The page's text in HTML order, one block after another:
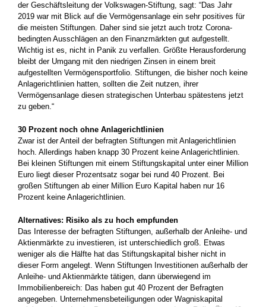
der Geschäftsleitung der Volkswagen-Stiftung, sagt: “Das Jahr
2019 war mit Blick auf die Vermögensanlage ein sehr positives für
die meisten Stiftungen. Daher sind sie jetzt auch trotz Corona-
bedingten Ausschlägen an den Finanzmärkten gut aufgestellt.
Wichtig ist es, nicht in Panik zu verfallen. Größte Herausforderung
bleibt der Umgang mit den niedrigen Zinsen in einem breit
aufgestellten Vermögensportfolio. Stiftungen, die bisher noch keine
Anlagerichtlinien hatten, sollten die Zeit nutzen, ihrer
Vermögensanlage diesen strategischen Unterbau spätestens jetzt
zu geben.“
30 Prozent noch ohne Anlagerichtlinien
Zwar ist der Anteil der befragten Stiftungen mit Anlagerichtlinien
hoch. Allerdings haben knapp 30 Prozent keine Anlagerichtlinien.
Bei kleinen Stiftungen mit einem Stiftungskapital unter einer Million
Euro liegt dieser Prozentsatz sogar bei rund 40 Prozent. Bei
großen Stiftungen ab einer Million Euro Kapital haben nur 16
Prozent keine Anlagerichtlinien.
Alternatives: Risiko als zu hoch empfunden
Das Interesse der befragten Stiftungen, außerhalb der Anleihe- und
Aktienmärkte zu investieren, ist unterschiedlich groß. Etwas
weniger als die Hälfte hat das Stiftungskapital bisher nicht in
dieser Form angelegt. Wenn Stiftungen Investitionen außerhalb der
Anleihe- und Aktienmärkte tätigen, dann überwiegend im
Immobilienbereich: Das haben gut 40 Prozent der Befragten
angegeben. Unternehmensbeteiligungen oder Wagniskapital